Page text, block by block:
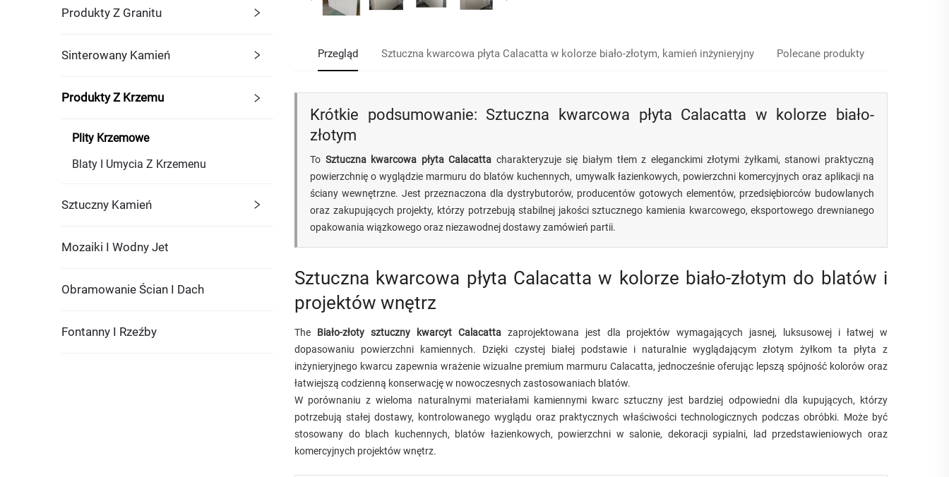
Produkty Z Granitu
Sinterowany Kamień
Produkty Z Krzemu
Plity Krzemowe
Blaty I Umycia Z Krzemenu
Sztuczny Kamień
Mozaiki I Wodny Jet
Obramowanie Ścian I Dach
Fontanny I Rzeźby
Przegląd Sztuczna kwarcowa płyta Calacatta w kolorze biało-złotym, kamień inżynieryjny Polecane produkty
Krótkie podsumowanie: Sztuczna kwarcowa płyta Calacatta w kolorze biało-
złotym
To Sztuczna kwarcowa płyta Calacatta charakteryzuje się białym tłem z eleganckimi złotymi żyłkami, stanowi praktyczną
powierzchnię o wyglądzie marmuru do blatów kuchennych, umywalk łazienkowych, powierzchni komercyjnych oraz aplikacji na
ściany wewnętrzne. Jest przeznaczona dla dystrybutorów, producentów gotowych elementów, przedsiębiorców budowlanych
oraz zakupujących projekty, którzy potrzebują stabilnej jakości sztucznego kamienia kwarcowego, eksportowego drewnianego
opakowania wiązkowego oraz niezawodnej dostawy zamówień partii.
Sztuczna kwarcowa płyta Calacatta w kolorze biało-złotym do blatów i
projektów wnętrz
The Biało-złoty sztuczny kwarcyt Calacatta zaprojektowana jest dla projektów wymagających jasnej, luksusowej i łatwej w
dopasowaniu powierzchni kamiennych. Dzięki czystej białej podstawie i naturalnie wyglądającym złotym żyłkom ta płyta z
inżynieryjnego kwarcu zapewnia wrażenie wizualne premium marmuru Calacatta, jednocześnie oferując lepszą spójność kolorów oraz
łatwiejszą codzienną konserwację w nowoczesnych zastosowaniach blatów.
W porównaniu z wieloma naturalnymi materiałami kamiennymi kwarc sztuczny jest bardziej odpowiedni dla kupujących, którzy
potrzebują stałej dostawy, kontrolowanego wyglądu oraz praktycznych właściwości technologicznych podczas obróbki. Może być
stosowany do blach kuchennych, blatów łazienkowych, powierzchni w salonie, dekoracji sypialni, lad przedstawieniowych oraz
komercyjnych projektów wnętrz.